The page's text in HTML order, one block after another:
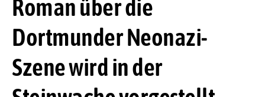
Roman über die
Dortmunder Neonazi-
Szene wird in der